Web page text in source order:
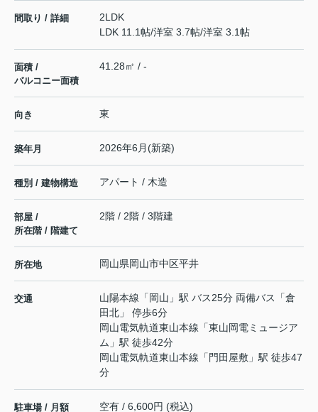
間取り / 詳細
2LDK
LDK 11.1帖/洋室 3.7帖/洋室 3.1帖
面積 /
バルコニー面積
41.28㎡ / -
向き 東
築年月 2026年6月(新築)
種別 / 建物構造 アパート / 木造
部屋 /
所在階 / 階建て
2階 / 2階 / 3階建
所在地 岡山県岡山市中区平井
交通 山陽本線 「 岡山 」駅 バス25分 両備バス「倉
田北」 停歩6分
岡山電気軌道東山本線 「東山岡電ミュージア
ム 」駅 徒歩42分
岡山電気軌道東山本線 「 門田屋敷 」駅 徒歩47
分
駐車場 / 月額 空有 / 6,600円 (税込)